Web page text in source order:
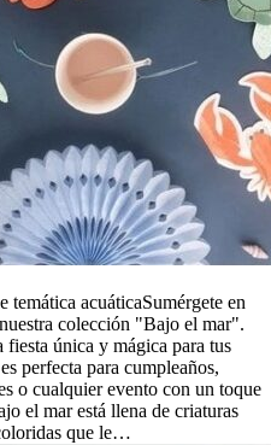
temática acuáticaSumérgete en
colección "Bajo el mar".
fiesta única y mágica para tus
perfecta para cumpleaños,
o cualquier evento con un toque
el mar está llena de criaturas
que le…